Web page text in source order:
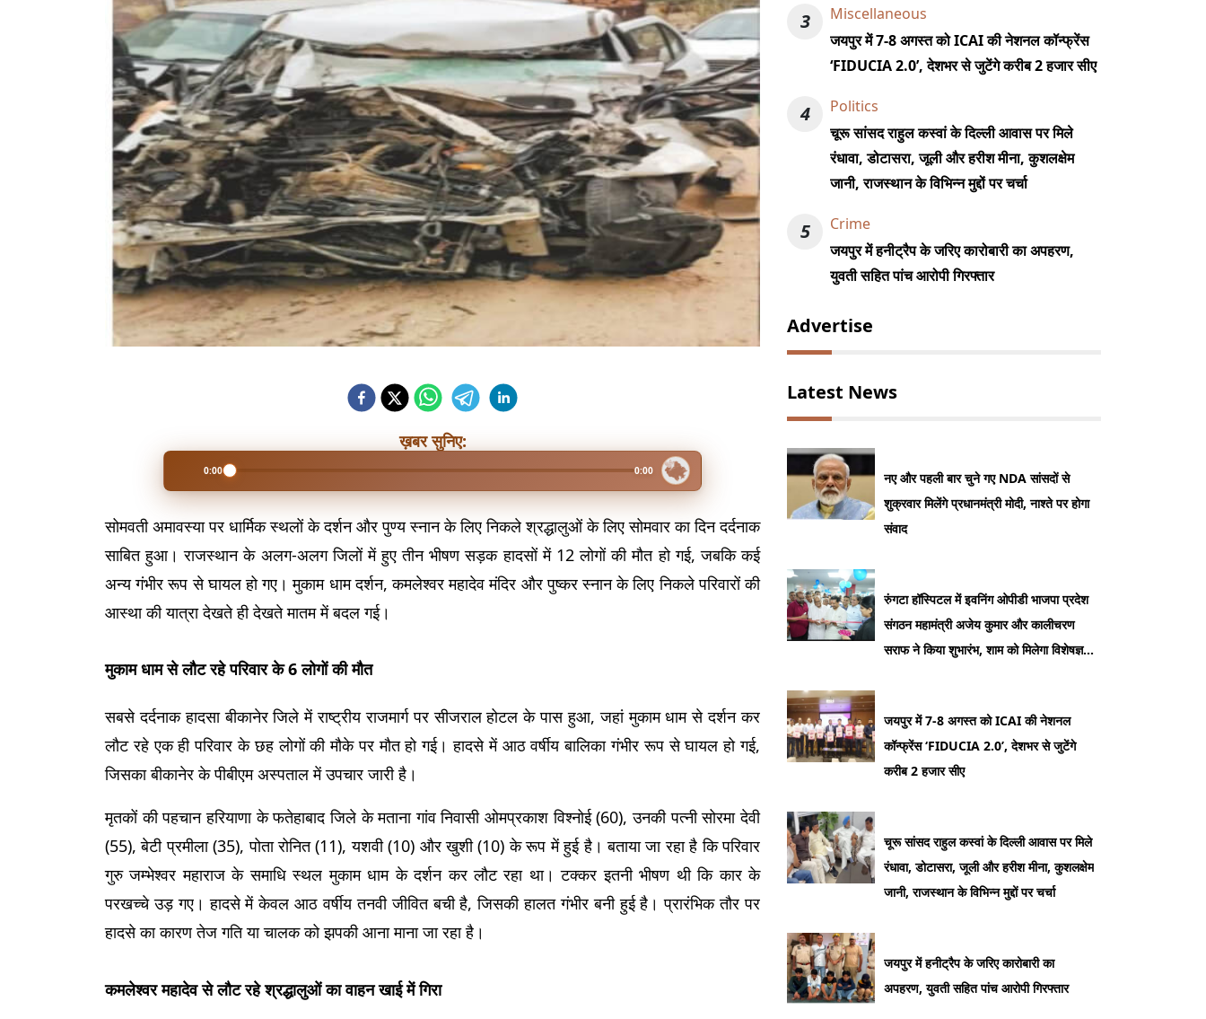
ख़बर सुनिए:
0:00 0:00
सोमवती अमावस्या पर धार्मिक स्थलों के दर्शन और पुण्य स्नान के लिए निकले श्रद्धालुओं के लिए सोमवार का दिन दर्दनाक
साबित हुआ। राजस्थान के अलग-अलग जिलों में हुए तीन भीषण सड़क हादसों में 12 लोगों की मौत हो गई, जबकि कई
अन्य गंभीर रूप से घायल हो गए। मुकाम धाम दर्शन, कमलेश्वर महादेव मंदिर और पुष्कर स्नान के लिए निकले परिवारों की
आस्था की यात्रा देखते ही देखते मातम में बदल गई।
मुकाम धाम से लौट रहे परिवार के 6 लोगों की मौत
सबसे दर्दनाक हादसा बीकानेर जिले में राष्ट्रीय राजमार्ग पर सीजराल होटल के पास हुआ, जहां मुकाम धाम से दर्शन कर
लौट रहे एक ही परिवार के छह लोगों की मौके पर मौत हो गई। हादसे में आठ वर्षीय बालिका गंभीर रूप से घायल हो गई,
जिसका बीकानेर के पीबीएम अस्पताल में उपचार जारी है।
मृतकों की पहचान हरियाणा के फतेहाबाद जिले के मताना गांव निवासी ओमप्रकाश विश्नोई (60), उनकी पत्नी सोरमा देवी
(55), बेटी प्रमीला (35), पोता रोनित (11), यशवी (10) और खुशी (10) के रूप में हुई है। बताया जा रहा है कि परिवार
गुरु जम्भेश्वर महाराज के समाधि स्थल मुकाम धाम के दर्शन कर लौट रहा था। टक्कर इतनी भीषण थी कि कार के
परखच्चे उड़ गए। हादसे में केवल आठ वर्षीय तनवी जीवित बची है, जिसकी हालत गंभीर बनी हुई है। प्रारंभिक तौर पर
हादसे का कारण तेज गति या चालक को झपकी आना माना जा रहा है।
कमलेश्वर महादेव से लौट रहे श्रद्धालुओं का वाहन खाई में गिरा
3
Miscellaneous
जयपुर में 7-8 अगस्त को ICAI की नेशनल कॉन्फ्रेंस
‘FIDUCIA 2.0’, देशभर से जुटेंगे करीब 2 हजार सीए
4
Politics
चूरू सांसद राहुल कस्वां के दिल्ली आवास पर मिले
रंधावा, डोटासरा, जूली और हरीश मीना, कुशलक्षेम
जानी, राजस्थान के विभिन्न मुद्दों पर चर्चा
5
Crime
जयपुर में हनीट्रैप के जरिए कारोबारी का अपहरण,
युवती सहित पांच आरोपी गिरफ्तार
Advertise
Latest News
नए और पहली बार चुने गए NDA सांसदों से
शुक्रवार मिलेंगे प्रधानमंत्री मोदी, नाश्ते पर होगा
संवाद
रुंगटा हॉस्पिटल में इवनिंग ओपीडी भाजपा प्रदेश
संगठन महामंत्री अजेय कुमार और कालीचरण
सराफ ने किया शुभारंभ, शाम को मिलेगा विशेषज्ञ
जयपुर में 7-8 अगस्त को ICAI की नेशनल
कॉन्फ्रेंस ‘FIDUCIA 2.0’, देशभर से जुटेंगे
करीब 2 हजार सीए
चूरू सांसद राहुल कस्वां के दिल्ली आवास पर मिले
रंधावा, डोटासरा, जूली और हरीश मीना, कुशलक्षेम
जानी, राजस्थान के विभिन्न मुद्दों पर चर्चा
जयपुर में हनीट्रैप के जरिए कारोबारी का
अपहरण, युवती सहित पांच आरोपी गिरफ्तार